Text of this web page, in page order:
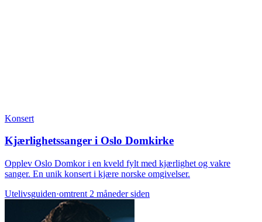
Konsert
Kjærlighetssanger i Oslo Domkirke
Opplev Oslo Domkor i en kveld fylt med kjærlighet og vakre
sanger. En unik konsert i kjære norske omgivelser.
Utelivsguiden·omtrent 2 måneder siden